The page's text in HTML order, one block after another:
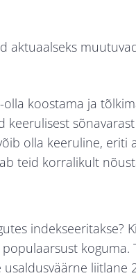
aktuaalseks
olla koostama ja
keerulisest
olla keeruline, eriti
teid korralikult
indekseeritakse?
koguma.
liitlane